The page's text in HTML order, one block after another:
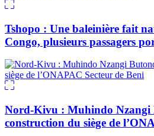
Tshopo : Une baleinière fait
Congo, plusieurs passagers
Nord-Kivu : Muhindo Nzangi
construction du siège de